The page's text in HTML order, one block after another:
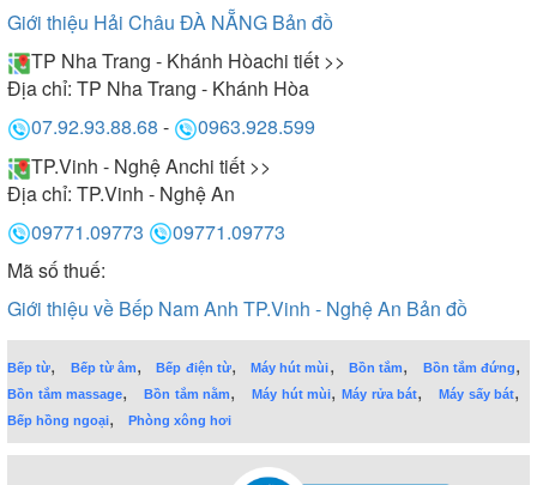
Giới thiệu Hải Châu ĐÀ NẴNG Bản đồ
TP Nha Trang - Khánh Hòachi tiết >>
Địa chỉ: TP Nha Trang - Khánh Hòa
07.92.93.88.68 -
0963.928.599
TP.Vinh - Nghệ Anchi tiết >>
Địa chỉ: TP.Vinh - Nghệ An
09771.09773
09771.09773
Mã số thuế:
Giới thiệu về Bếp Nam Anh TP.Vinh - Nghệ An Bản đồ
Bếp từ, Bếp từ âm,Bếp điện từ,Máy hút mùi, Bồn tắm, Bồn tắm đứng,
Bồn tắm massage,Bồn tắm nằm,Máy hút mùi,Máy rửa bát,Máy sấy bát,
Bếp hồng ngoại, Phòng xông hơi